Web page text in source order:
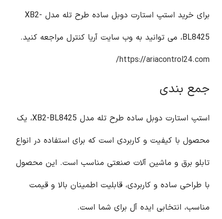
برای خرید استپ استارت دوبل ساده طرح تله مدل XB2-
BL8425، می توانید به وب سایت آریا کنترل مراجعه کنید.
https://ariacontrol24.com/
جمع بندی
استپ استارت دوبل ساده طرح تله مدل XB2-BL8425، یک
محصول با کیفیت و کاربردی است که برای استفاده در انواع
تابلو برق و ماشین آلات صنعتی مناسب است. این محصول
با طراحی ساده و کاربردی، قابلیت اطمینان بالا و قیمت
مناسب، انتخابی ایده آل برای شما است.